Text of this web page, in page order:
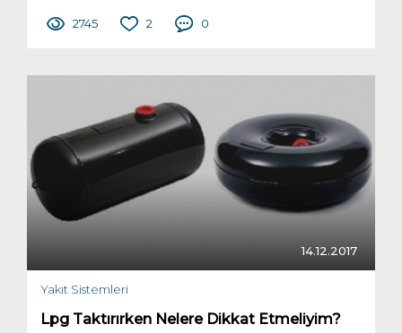
2745 2 0
14.12.2017
Yakıt Sistemleri
Lpg Taktırırken Nelere Dikkat Etmeliyim?